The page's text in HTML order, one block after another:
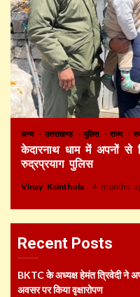
अन्य उत्तराखण्ड पुलिस राज्य
केदारनाथ धाम में अपनों से
रुद्रप्रयाग पुलिस
Vinay Kainthola 4 months
Recent Posts
BKTC के अध्यक्ष हेमंत त्रिवेदी ने
अवसर पर किया वृक्षारोपण